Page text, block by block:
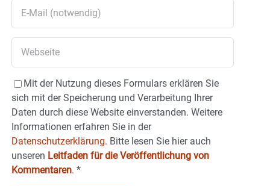
Mit der Nutzung dieses Formulars erklären Sie
sich mit der Speicherung und Verarbeitung Ihrer
Daten durch diese Website einverstanden. Weitere
Informationen erfahren Sie in der
Datenschutzerklärung. Bitte lesen Sie hier auch
unseren Leitfaden für die Veröffentlichung von
Kommentaren. *